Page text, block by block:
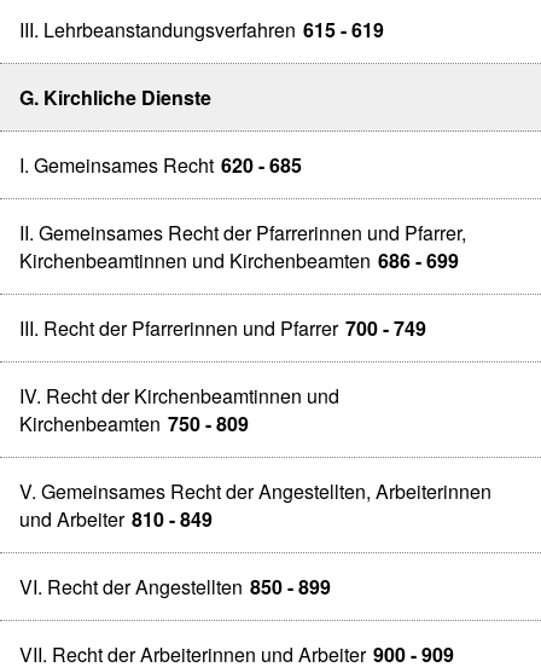
III. Lehrbeanstandungsverfahren 615 - 619
G. Kirchliche Dienste
I. Gemeinsames Recht 620 - 685
II. Gemeinsames Recht der Pfarrerinnen und Pfarrer,
Kirchenbeamtinnen und Kirchenbeamten 686 - 699
III. Recht der Pfarrerinnen und Pfarrer 700 - 749
IV. Recht der Kirchenbeamtinnen und
Kirchenbeamten 750 - 809
V. Gemeinsames Recht der Angestellten, Arbeiterinnen
und Arbeiter 810 - 849
VI. Recht der Angestellten 850 - 899
VII. Recht der Arbeiterinnen und Arbeiter 900 - 909